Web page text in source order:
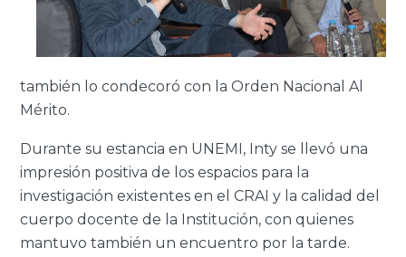
también lo condecoró con la Orden Nacional Al
Mérito.
Durante su estancia en UNEMI, Inty se llevó una
impresión positiva de los espacios para la
investigación existentes en el CRAI y la calidad del
cuerpo docente de la Institución, con quienes
mantuvo también un encuentro por la tarde.